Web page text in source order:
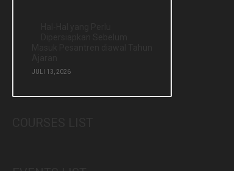
JULI 13, 2026